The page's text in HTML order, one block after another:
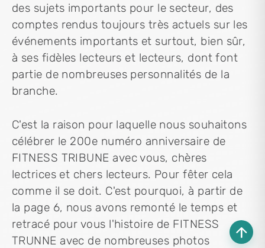
arrow_upward
des sujets importants pour le secteur, des
comptes rendus toujours très actuels sur les
événements importants et surtout, bien sûr,
à ses fidèles lecteurs et lecteurs, dont font
partie de nombreuses personnalités de la
branche.
C'est la raison pour laquelle nous souhaitons
célébrer le 200e numéro anniversaire de
FITNESS TRIBUNE avec vous, chères
lectrices et chers lecteurs. Pour fêter cela
comme il se doit. C'est pourquoi, à partir de
la page 6, nous avons remonté le temps et
retracé pour vous l'histoire de FITNESS
TRUNNE avec de nombreuses photos